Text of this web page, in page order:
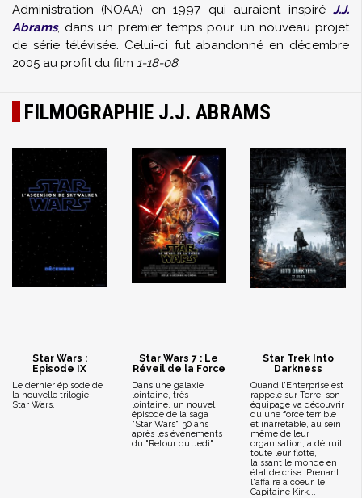
Administration (NOAA) en 1997 qui auraient inspiré J.J.
Abrams, dans un premier temps pour un nouveau projet
de série télévisée. Celui-ci fut abandonné en décembre
2005 au profit du film 1-18-08.
FILMOGRAPHIE J.J. ABRAMS
Star Wars :
Episode IX
Le dernier épisode de
la nouvelle trilogie
Star Wars.
Star Wars 7 : Le
Réveil de la Force
Dans une galaxie
lointaine, très
lointaine, un nouvel
épisode de la saga
"Star Wars", 30 ans
après les événements
du "Retour du Jedi".
Star Trek Into
Darkness
Quand l'Enterprise est
rappelé sur Terre, son
équipage va découvrir
qu'une force terrible
et inarrêtable, au sein
même de leur
organisation, a détruit
toute leur flotte,
laissant le monde en
état de crise. Prenant
l'affaire à coeur, le
Capitaine Kirk...